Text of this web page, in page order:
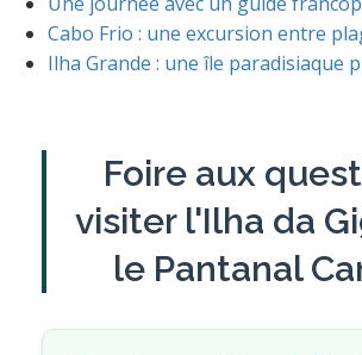
Cabo Frio : une excursion entre
Ilha Grande : une île paradisiaque
Foire aux
visiter l'Ilha da
le Pantanal